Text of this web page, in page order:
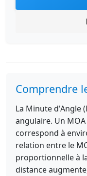
Comprendre
La Minute d'Angle
angulaire. Un
correspond à
relation entre le
proportionnelle à
distance